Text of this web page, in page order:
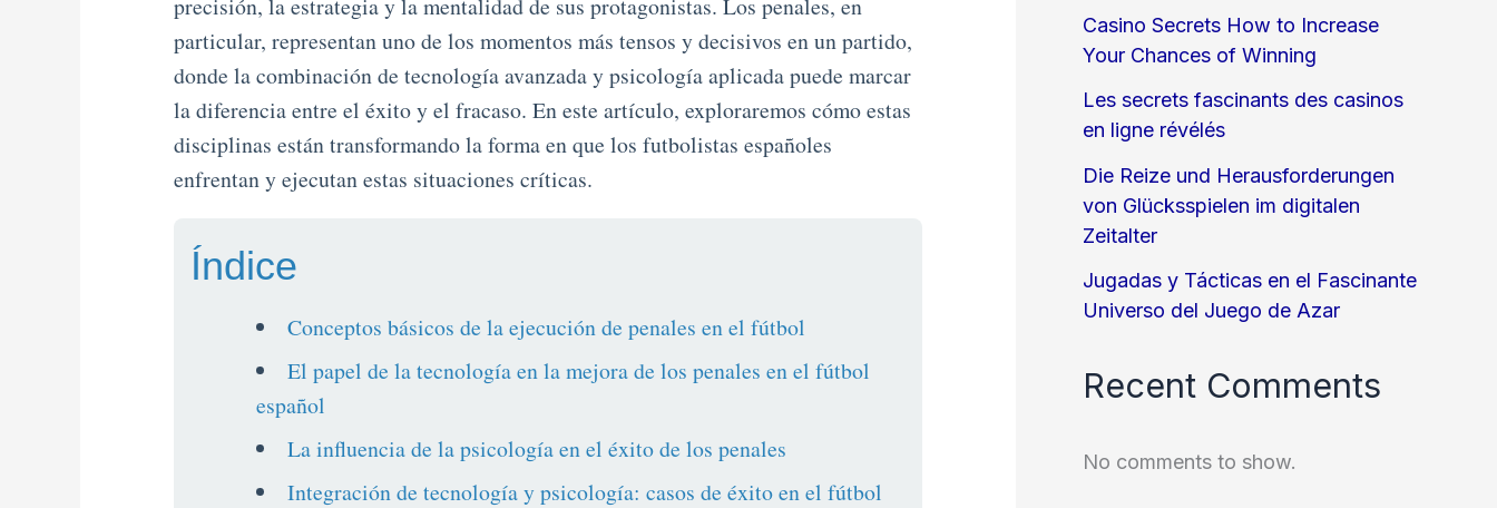
precisión, la estrategia y la mentalidad de sus protagonistas. Los penales, en
particular, representan uno de los momentos más tensos y decisivos en un partido,
donde la combinación de tecnología avanzada y psicología aplicada puede marcar
la diferencia entre el éxito y el fracaso. En este artículo, exploraremos cómo estas
disciplinas están transformando la forma en que los futbolistas españoles
enfrentan y ejecutan estas situaciones críticas.
Índice
Conceptos básicos de la ejecución de penales en el fútbol
El papel de la tecnología en la mejora de los penales en el fútbol
español
La influencia de la psicología en el éxito de los penales
Integración de tecnología y psicología: casos de éxito en el fútbol
Casino Secrets How to Increase
Your Chances of Winning
Les secrets fascinants des casinos
en ligne révélés
Die Reize und Herausforderungen
von Glücksspielen im digitalen
Zeitalter
Jugadas y Tácticas en el Fascinante
Universo del Juego de Azar
Recent Comments
No comments to show.